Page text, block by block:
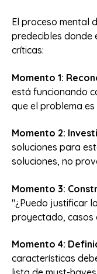
El proceso mental
predecibles donde
críticas:
Momento 1:
está funcionando
que el problema
Momento 2:
soluciones para
soluciones, no
Momento 3:
"¿Puedo justificar
proyectado, casos
Momento 4:
características